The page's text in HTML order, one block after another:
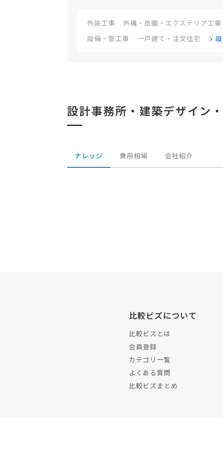
外装工事 外構・造園・エクステリア工事
設備・管工事
一戸建て・注文住宅
設計事務所・建築デザイン
ナレッジ 費用相場 会社紹介
比較ビズについて
比較ビズとは
会員登録
カテゴリ一覧
よくある質問
比較ビズまとめ